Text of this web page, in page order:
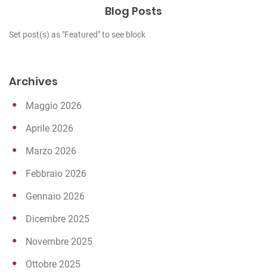
Blog Posts
Set post(s) as "Featured" to see block
Archives
Maggio 2026
Aprile 2026
Marzo 2026
Febbraio 2026
Gennaio 2026
Dicembre 2025
Novembre 2025
Ottobre 2025